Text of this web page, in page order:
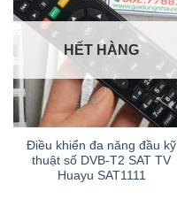
HẾT HÀNG
Điều khiển đa năng đầu kỹ
thuật số DVB-T2 SAT TV
Huayu SAT1111